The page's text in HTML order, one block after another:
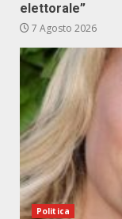
elettorale”
7 Agosto 2026
Politica